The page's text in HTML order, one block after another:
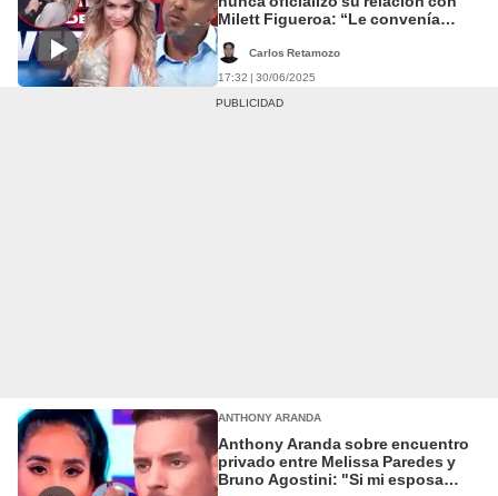
Milett Figueroa: “Le convenía
Carlos Retamozo
17:32 | 30/06/2025
ANTHONY ARANDA
Anthony Aranda sobre encuentro
privado entre Melissa Paredes y
Bruno Agostini: "Si mi esposa